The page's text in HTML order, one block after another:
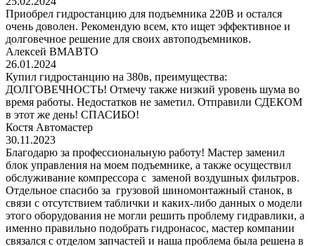
Приобрел гидростанцию для подъемника 220В и остался
очень доволен. Рекомендую всем, кто ищет эффективное и
долговечное решение для своих автоподъемников.
Алексей ВМАВТО
26.01.2024
Купил гидростанцию на 380в, преимущества:
ДОЛГОВЕЧНОСТЬ! Отмечу также низкий уровень шума во
время работы. Недостатков не заметил. Отправили СДЕКОМ
в этот же день! СПАСИБО!
Костя Автомастер
30.11.2023
Благодарю за профессиональную работу! Мастер заменил
блок управления на моем подъемнике, а также осуществил
обслуживание компрессора с заменой воздушных фильтров.
Отдельное спасибо за грузовой шиномонтажный станок, в
связи с отсутствием таблички и каких-либо данных о модели
этого оборудования не могли решить проблему гидравлики, а
именно правильно подобрать гидронасос, мастер компании
связался с отделом запчастей и наша проблема была решена в